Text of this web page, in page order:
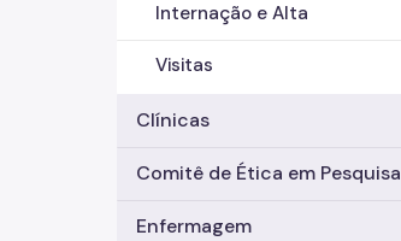
Internação e Alta
Visitas
Clínicas
Comitê de Ética em Pesquisa
Enfermagem